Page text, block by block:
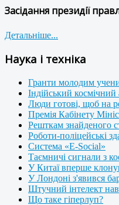
Засідання президії
Детальніше...
Наука і техніка
Гранти молодим
Індійський космічний
Люди готові, щоб на
Премія Кабінету
Решткам знайденого
Роботи-поліцейські
Система «E-Social»
Таємничі сигнали з
У Китаї вперше
У Лондоні з'явився
Штучний інтелект
Що таке гіперлуп?